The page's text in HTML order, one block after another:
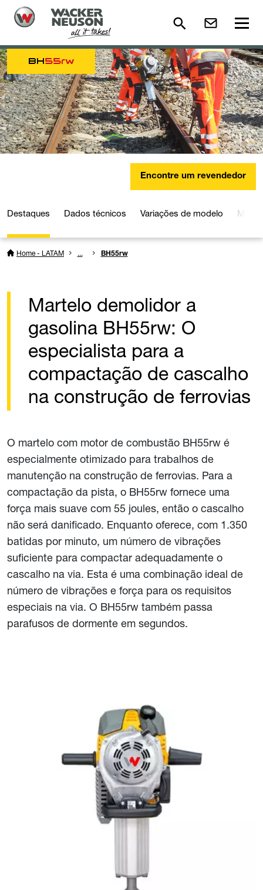
BH 55rw
Encontre um revendedor
Destaques Dados técnicos Variações de modelo Mídia
Home - LATAM ... BH55rw
Martelo demolidor a
gasolina BH55rw: O
especialista para a
compactação de cascalho
na construção de ferrovias
O martelo com motor de combustão BH55rw é
especialmente otimizado para trabalhos de
manutenção na construção de ferrovias. Para a
compactação da pista, o BH55rw fornece uma
força mais suave com 55 joules, então o cascalho
não será danificado. Enquanto oferece, com 1.350
batidas por minuto, um número de vibrações
suficiente para compactar adequadamente o
cascalho na via. Esta é uma combinação ideal de
número de vibrações e força para os requisitos
especiais na via. O BH55rw também passa
parafusos de dormente em segundos.